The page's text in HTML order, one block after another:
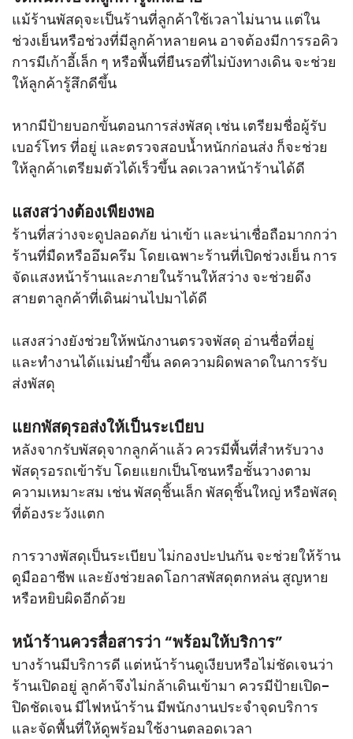
แม้ร้านพัสดุจะเป็นร้านที่ลูกค้าใช้เวลาไม่นาน แต่ใน
ช่วงเย็นหรือช่วงที่มีลูกค้าหลายคน อาจต้องมีการรอคิว
การมีเก้าอี้เล็ก ๆ หรือพื้นที่ยืนรอที่ไม่บังทางเดิน จะช่วย
ให้ลูกค้ารู้สึกดีขึ้น
หากมีป้ายบอกขั้นตอนการส่งพัสดุ เช่น เตรียมชื่อผู้รับ
เบอร์โทร ที่อยู่ และตรวจสอบน้ำหนักก่อนส่ง ก็จะช่วย
ให้ลูกค้าเตรียมตัวได้เร็วขึ้น ลดเวลาหน้าร้านได้ดี
แสงสว่างต้องเพียงพอ
ร้านที่สว่างจะดูปลอดภัย น่าเข้า และน่าเชื่อถือมากกว่า
ร้านที่มืดหรืออึมครึม โดยเฉพาะร้านที่เปิดช่วงเย็น การ
จัดแสงหน้าร้านและภายในร้านให้สว่าง จะช่วยดึง
สายตาลูกค้าที่เดินผ่านไปมาได้ดี
แสงสว่างยังช่วยให้พนักงานตรวจพัสดุ อ่านชื่อที่อยู่
และทำงานได้แม่นยำขึ้น ลดความผิดพลาดในการรับ
ส่งพัสดุ
แยกพัสดุรอส่งให้เป็นระเบียบ
หลังจากรับพัสดุจากลูกค้าแล้ว ควรมีพื้นที่สำหรับวาง
พัสดุรอรถเข้ารับ โดยแยกเป็นโซนหรือชั้นวางตาม
ความเหมาะสม เช่น พัสดุชิ้นเล็ก พัสดุชิ้นใหญ่ หรือพัสดุ
ที่ต้องระวังแตก
การวางพัสดุเป็นระเบียบ ไม่กองปะปนกัน จะช่วยให้ร้าน
ดูมืออาชีพ และยังช่วยลดโอกาสพัสดุตกหล่น สูญหาย
หรือหยิบผิดอีกด้วย
หน้าร้านควรสื่อสารว่า “พร้อมให้บริการ”
บางร้านมีบริการดี แต่หน้าร้านดูเงียบหรือไม่ชัดเจนว่า
ร้านเปิดอยู่ ลูกค้าจึงไม่กล้าเดินเข้ามา ควรมีป้ายเปิด-
ปิดชัดเจน มีไฟหน้าร้าน มีพนักงานประจำจุดบริการ
และจัดพื้นที่ให้ดูพร้อมใช้งานตลอดเวลา